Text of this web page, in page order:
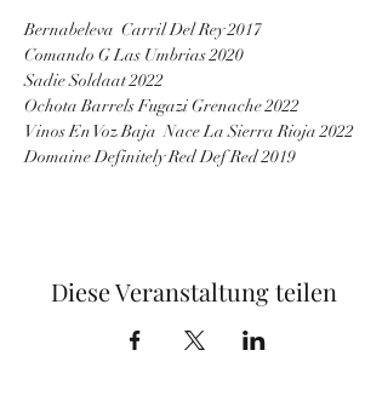
Bernabeleva  Carril Del Rey 2017
Comando G Las Umbrias 2020
Sadie Soldaat 2022
Ochota Barrels Fugazi Grenache 2022
Vinos En Voz Baja  Nace La Sierra Rioja 2022
Domaine Definitely Red Def Red 2019
Diese Veranstaltung teilen